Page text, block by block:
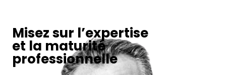
Misez sur l’expertise
et la maturité
professionnelle